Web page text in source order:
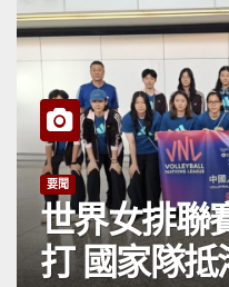
要聞
世界女排聯
打 國家隊